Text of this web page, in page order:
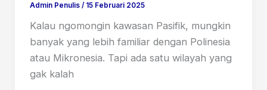
Admin Penulis / 15 Februari 2025
Kalau ngomongin kawasan Pasifik, mungkin
banyak yang lebih familiar dengan Polinesia
atau Mikronesia. Tapi ada satu wilayah yang
gak kalah